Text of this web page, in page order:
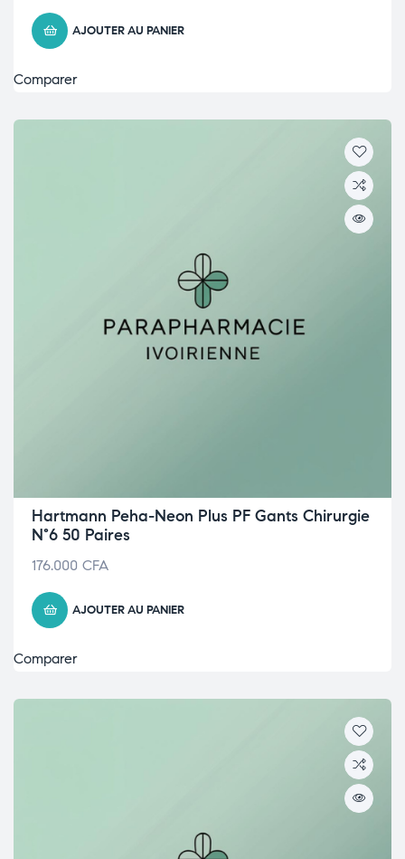
AJOUTER AU PANIER
Comparer
Hartmann Peha-Neon Plus PF Gants Chirurgie
N°6 50 Paires
176.000 CFA
AJOUTER AU PANIER
Comparer